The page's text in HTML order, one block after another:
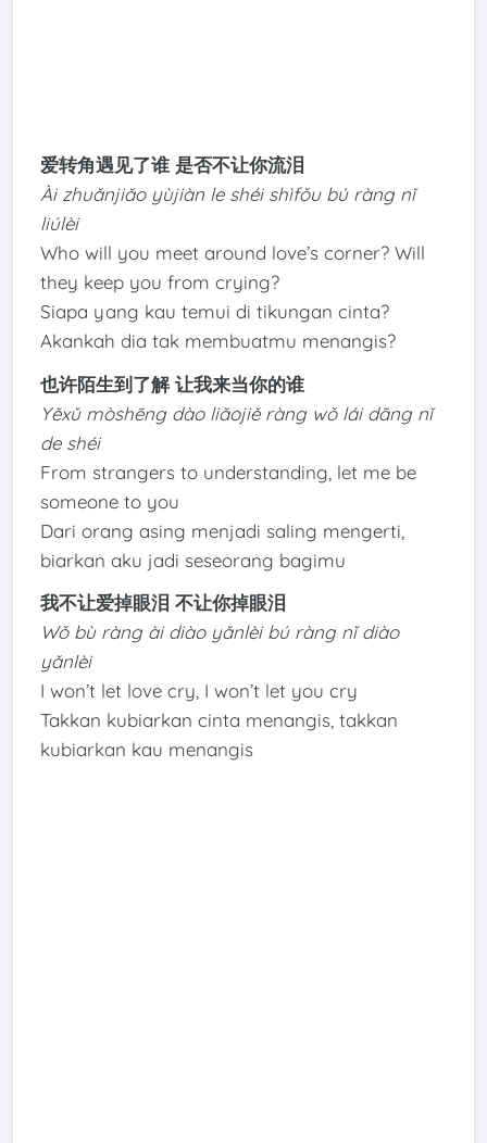
爱转角遇见了谁 是否不让你流泪
Ài zhuǎnjiǎo yùjiàn le shéi shìfǒu bú ràng nǐ
liúlèi
Who will you meet around love’s corner? Will
they keep you from crying?
Siapa yang kau temui di tikungan cinta?
Akankah dia tak membuatmu menangis?
也许陌生到了解 让我来当你的谁
Yěxǔ mòshēng dào liǎojiě ràng wǒ lái dāng nǐ
de shéi
From strangers to understanding, let me be
someone to you
Dari orang asing menjadi saling mengerti,
biarkan aku jadi seseorang bagimu
我不让爱掉眼泪 不让你掉眼泪
Wǒ bù ràng ài diào yǎnlèi bú ràng nǐ diào
yǎnlèi
I won’t let love cry, I won’t let you cry
Takkan kubiarkan cinta menangis, takkan
kubiarkan kau menangis